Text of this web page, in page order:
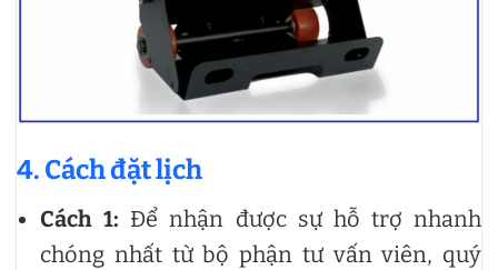
4. Cách đặt lịch
Cách 1: Để nhận được sự hỗ trợ nhanh
chóng nhất từ bộ phận tư vấn viên, quý